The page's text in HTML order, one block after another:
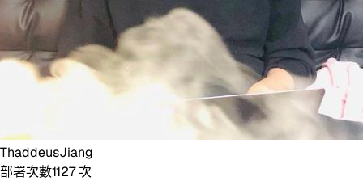
ThaddeusJiang
部署次數1127次